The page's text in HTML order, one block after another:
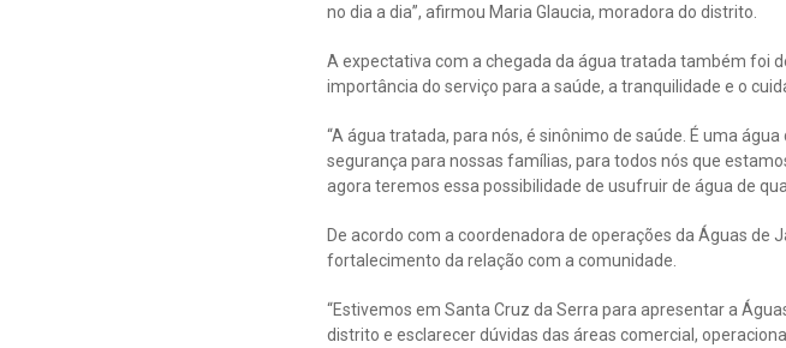
no dia a dia”, afirmou Maria Glaucia, moradora do distrito.
A expectativa com a chegada da água tratada também foi
importância do serviço para a saúde, a tranquilidade e o
“A água tratada, para nós, é sinônimo de saúde. É uma
segurança para nossas famílias, para todos nós que
agora teremos essa possibilidade de usufruir de água de
De acordo com a coordenadora de operações da Águas
fortalecimento da relação com a comunidade.
“Estivemos em Santa Cruz da Serra para apresentar a
distrito e esclarecer dúvidas das áreas comercial,